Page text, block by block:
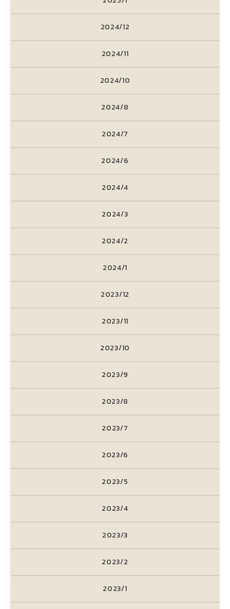
2024/12
2024/11
2024/10
2024/8
2024/7
2024/6
2024/4
2024/3
2024/2
2024/1
2023/12
2023/11
2023/10
2023/9
2023/8
2023/7
2023/6
2023/5
2023/4
2023/3
2023/2
2023/1